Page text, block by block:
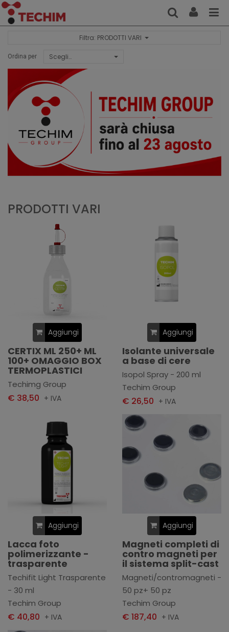
Filtra: PRODOTTI VARI
Ordina per Scegli…
PRODOTTI VARI
Aggiungi
CERTIX ML 250+ ML
100+ OMAGGIO BOX
TERMOPLASTICI
Techimg Group
€ 38,50 + IVA
Aggiungi
Isolante universale
a base di cere
Isopol Spray - 200 ml
Techim Group
€ 26,50 + IVA
Aggiungi
Lacca foto
polimerizzante -
trasparente
Techifit Light Trasparente
- 30 ml
Techim Group
€ 40,80 + IVA
Aggiungi
Magneti completi di
contro magneti per
il sistema split-cast
Magneti/contromagneti -
50 pz+ 50 pz
Techim Group
€ 187,40 + IVA